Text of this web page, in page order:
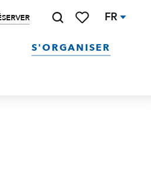
FR
S'ORGANISER